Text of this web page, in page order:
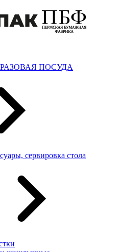
ПОСУДА
сервировка стола